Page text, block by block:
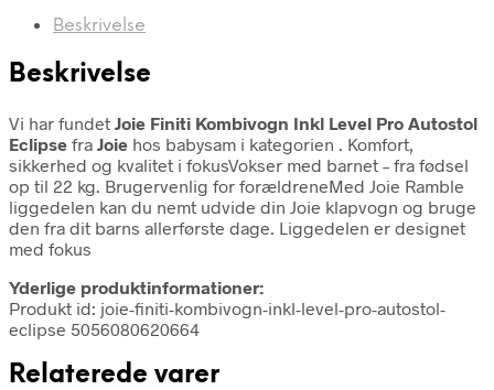
Beskrivelse
Beskrivelse
Vi har fundet Joie Finiti Kombivogn Inkl Level Pro Autostol
Eclipse fra Joie hos babysam i kategorien . Komfort,
sikkerhed og kvalitet i fokusVokser med barnet – fra fødsel
op til 22 kg. Brugervenlig for forældreneMed Joie Ramble
liggedelen kan du nemt udvide din Joie klapvogn og bruge
den fra dit barns allerførste dage. Liggedelen er designet
med fokus
Yderlige produktinformationer:
Produkt id: joie-finiti-kombivogn-inkl-level-pro-autostol-
eclipse 5056080620664
Relaterede varer